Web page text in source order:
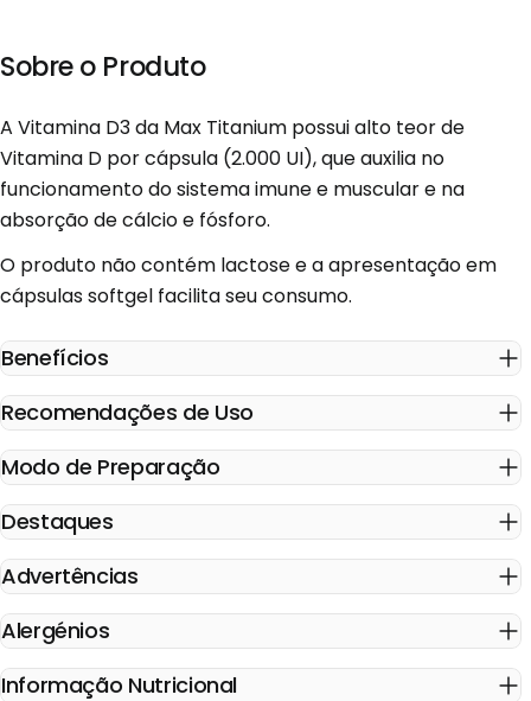
Sobre o Produto
A Vitamina D3 da Max Titanium possui alto teor de
Vitamina D por cápsula (2.000 UI), que auxilia no
funcionamento do sistema imune e muscular e na
absorção de cálcio e fósforo.
O produto não contém lactose e a apresentação em
cápsulas softgel facilita seu consumo.
Benefícios
Recomendações de Uso
Modo de Preparação
Destaques
Advertências
Alergénios
Informação Nutricional